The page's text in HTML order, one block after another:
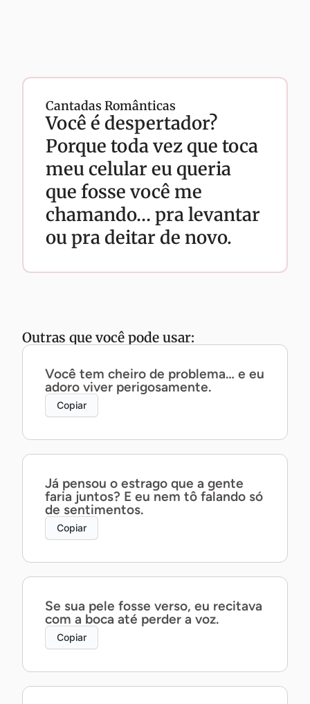
Cantadas Românticas
Você é despertador?
Porque toda vez que toca
meu celular eu queria
que fosse você me
chamando… pra levantar
ou pra deitar de novo.
Outras que você pode usar:
Você tem cheiro de problema… e eu
adoro viver perigosamente.
Copiar
Já pensou o estrago que a gente
faria juntos? E eu nem tô falando só
de sentimentos.
Copiar
Se sua pele fosse verso, eu recitava
com a boca até perder a voz.
Copiar